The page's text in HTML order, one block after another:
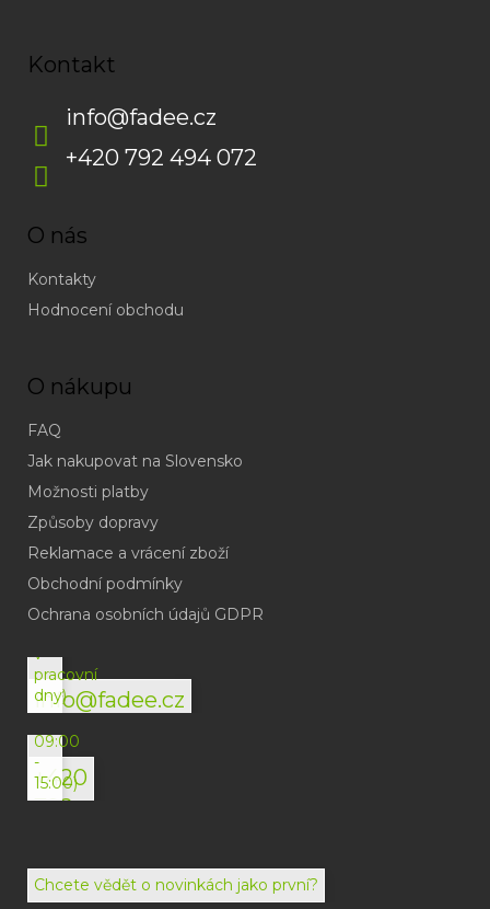
Kontakt
info@fadee.cz
+420 792 494 072
O nás
Kontakty
Hodnocení obchodu
O nákupu
FAQ
Jak nakupovat na Slovensko
Možnosti platby
Způsoby dopravy
Reklamace a vrácení zboží
Obchodní podmínky
Ochrana osobních údajů GDPR
info@fadee.cz
(odpověď
do
v
pracovní
dny)
+420
792
072
(Po-
09:00
-
15:00)
Chcete vědět o novinkách jako první?